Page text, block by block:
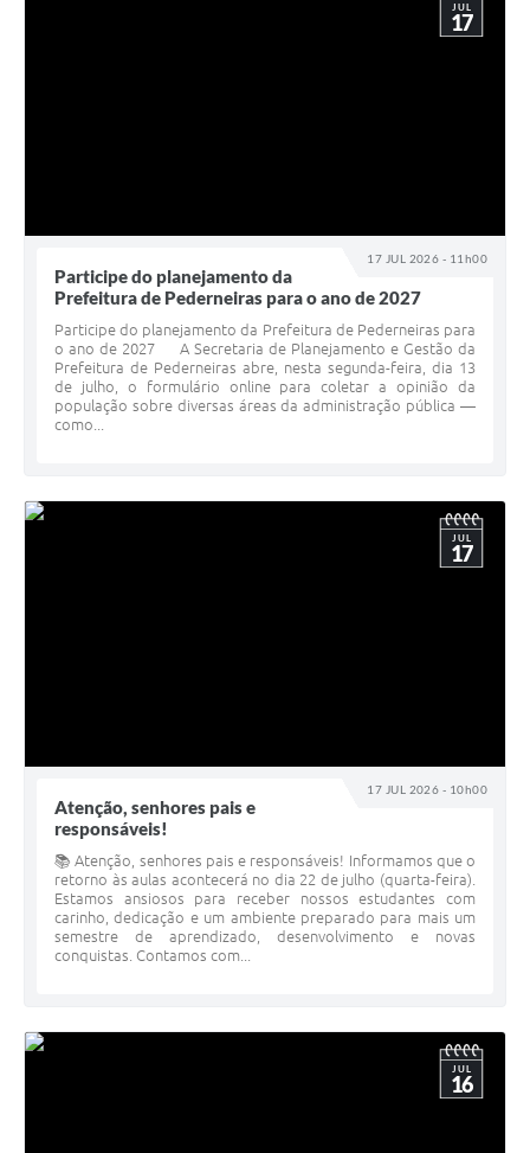
17 JUL 2026 - 11h00
JUL
17
Participe do planejamento da
Prefeitura de Pederneiras para o ano de 2027
Participe do planejamento da Prefeitura de Pederneiras para
o ano de 2027 A Secretaria de Planejamento e Gestão da
Prefeitura de Pederneiras abre, nesta segunda-feira, dia 13
de julho, o formulário online para coletar a opinião da
população sobre diversas áreas da administração pública —
como...
17 JUL 2026 - 10h00
JUL
17
Atenção, senhores pais e
responsáveis!
📚 Atenção, senhores pais e responsáveis! Informamos que o
retorno às aulas acontecerá no dia 22 de julho (quarta-feira).
Estamos ansiosos para receber nossos estudantes com
carinho, dedicação e um ambiente preparado para mais um
semestre de aprendizado, desenvolvimento e novas
conquistas. Contamos com...
JUL
16